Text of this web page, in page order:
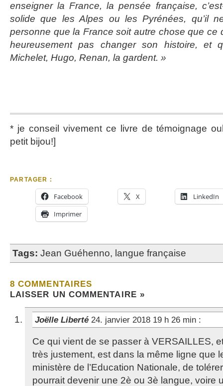
enseigner la France, la pensée française,
solide que les Alpes ou les Pyrénées, qu’il
personne que la France soit autre chose que ce
heureusement pas changer son histoire, et
Michelet, Hugo, Renan, la gardent. »
* je conseil vivement ce livre de témoignage
petit bijou!]
PARTAGER :
Facebook X
LinkedIn
Imprimer
Tags: Jean Guéhenno, langue française
8 COMMENTAIRES
LAISSER UN COMMENTAIRE »
Joëlle Liberté 24. janvier 2018 19 h 26 min :
Ce qui vient de se passer à VERSAILLES,
très justement, est dans la même ligne que
ministère de l’Education Nationale, de
pourrait devenir une 2è ou 3è langue, voire